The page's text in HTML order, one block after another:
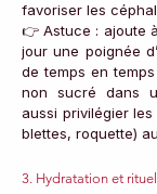
favoriser les
👉 Astuce : ajoute
jour une poignée
de temps en
non sucré dans
aussi privilégier
blettes, roquette)
3. Hydratation et